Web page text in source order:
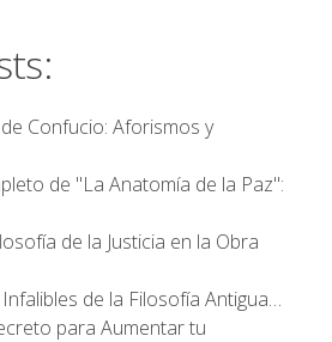
Confucio: Aforismos y
de "La Anatomía de la Paz":
de la Justicia en la Obra
de la Filosofía Antigua…
para Aumentar tu